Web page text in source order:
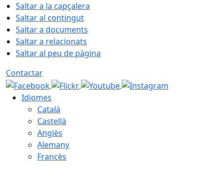
Saltar a la capçalera
Saltar al contingut
Saltar a documents
Saltar a relacionats
Saltar al peu de pàgina
Contactar
Idiomes
Català
Castellà
Anglès
Alemany
Francès